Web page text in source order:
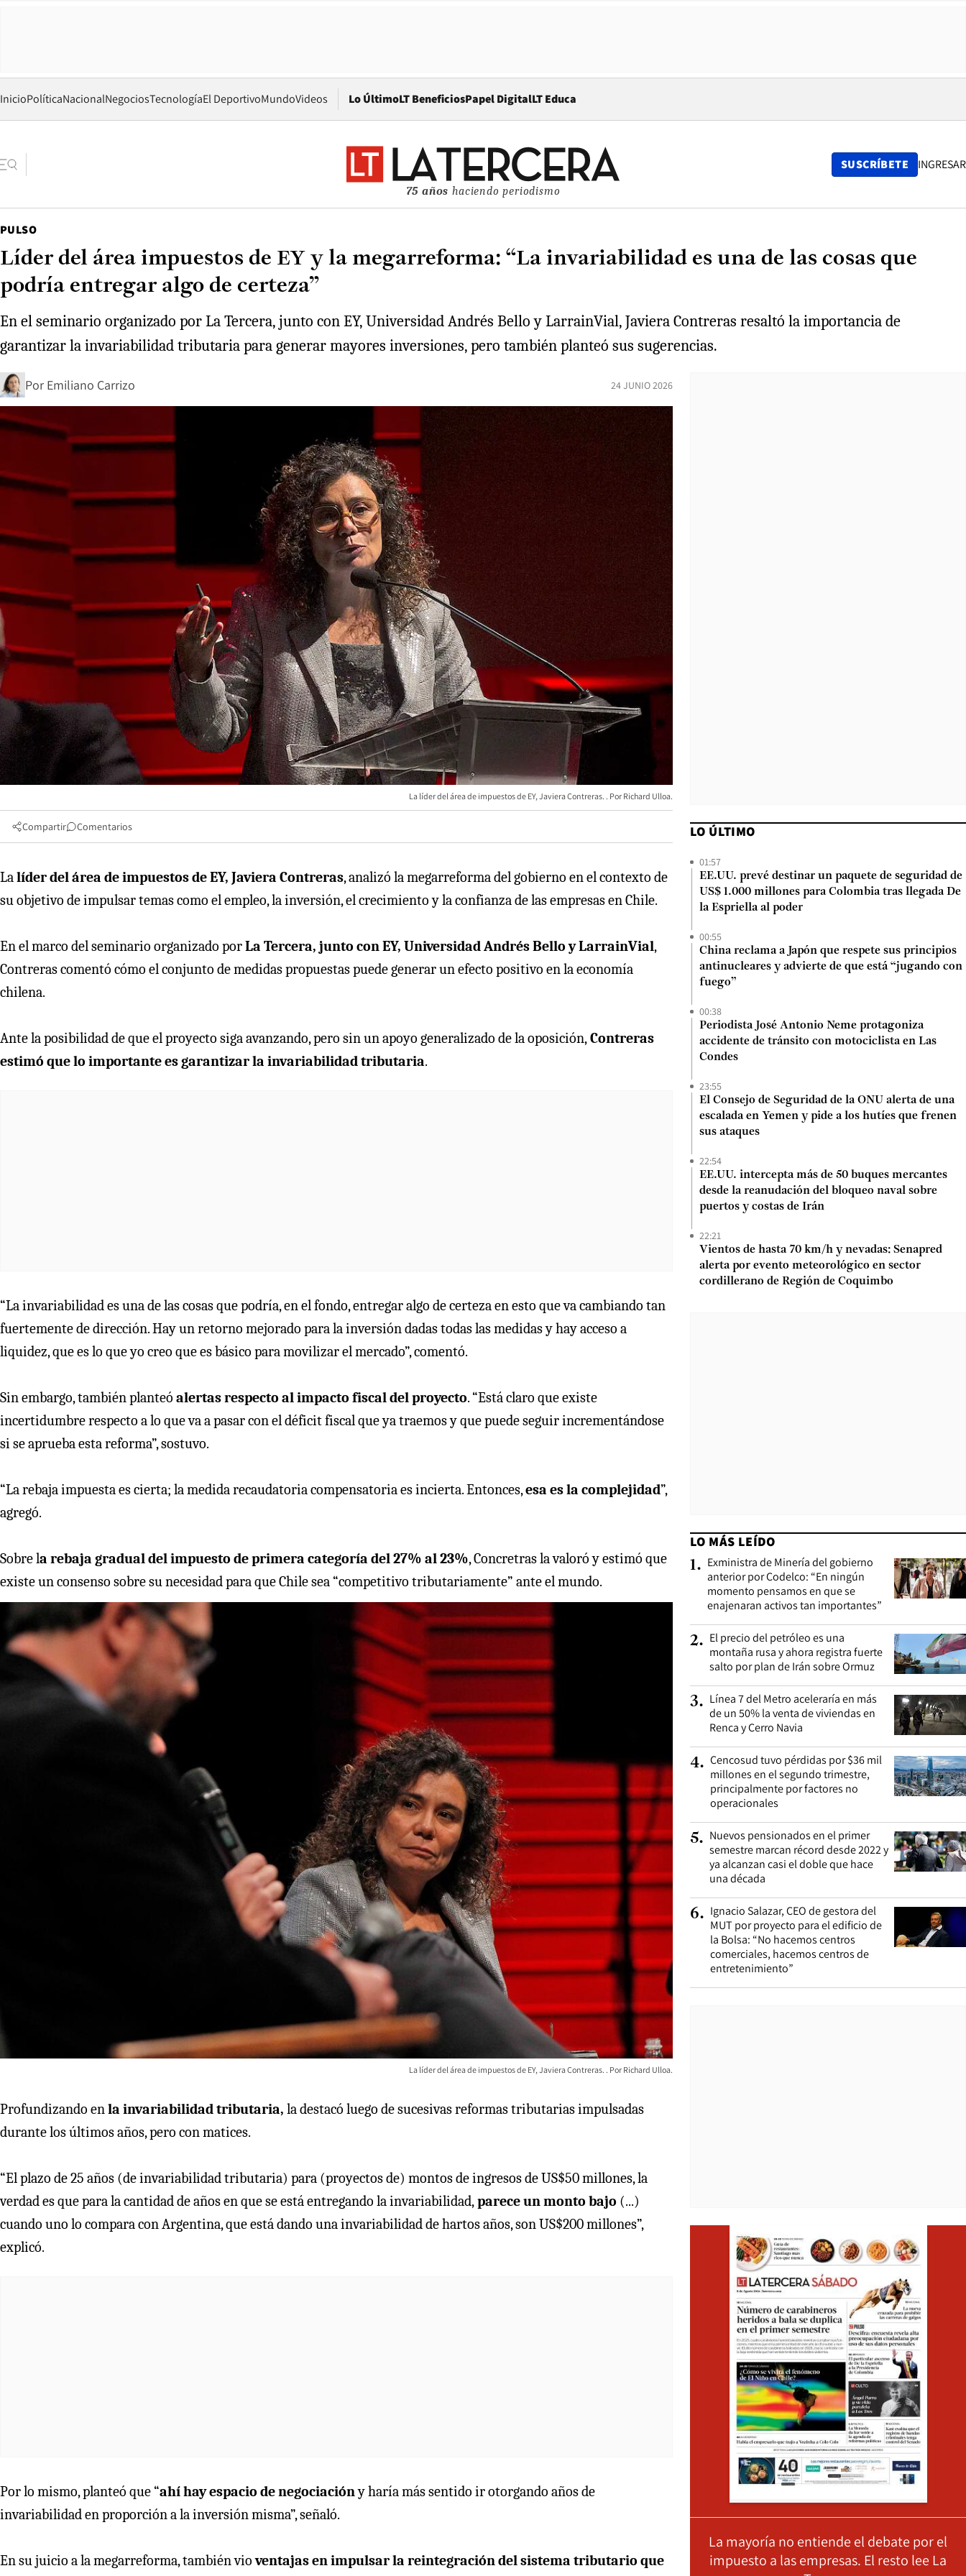
InicioPolíticaNacionalNegociosTecnologíaEl DeportivoMundoVideos Lo ÚltimoLT BeneficiosPapel DigitalOpens in new window
LT Educa
75 años haciendo periodismo
SUSCRÍBETE INGRESAR
PULSO
Líder del área impuestos de EY y la megarreforma: “La invariabilidad es una de las cosas que
podría entregar algo de certeza”
En el seminario organizado por La Tercera, junto con EY, Universidad Andrés Bello y LarrainVial, Javiera Contreras resaltó la importancia de
garantizar la invariabilidad tributaria para generar mayores inversiones, pero también planteó sus sugerencias.
Por Emiliano Carrizo 24 JUNIO 2026
La líder del área de impuestos de EY, Javiera Contreras. Richard Ulloa.
Compartir Comentarios
Lalíder del área de impuestos de EY, Javiera Contreras, analizó la megarreforma del gobierno en el contexto de
su objetivo de impulsar temas como el empleo, la inversión, el crecimiento y la confianza de las empresas en Chile.
En el marco del seminario organizado porLa Tercera, junto con EY, Universidad Andrés Bello y LarrainVial,
Contreras comentó cómo el conjunto de medidas propuestas puede generar un efecto positivo en la economía
chilena.
Ante la posibilidad de que el proyecto siga avanzando, pero sin un apoyo generalizado de la oposición,Contreras
estimó que lo importante es garantizar la invariabilidad tributaria.
“La invariabilidad es una de las cosas que podría, en el fondo, entregar algo de certeza en esto que va cambiando tan
fuertemente de dirección. Hay un retorno mejorado para la inversión dadas todas las medidas y hay acceso a
liquidez, que es lo que yo creo que es básico para movilizar el mercado”, comentó.
Sin embargo, también planteó alertas respecto al impacto fiscal del proyecto. “Está claro que existe
incertidumbre respecto a lo que va a pasar con el déficit fiscal que ya traemos y que puede seguir incrementándose
si se aprueba esta reforma”, sostuvo.
“La rebaja impuesta es cierta; la medida recaudatoria compensatoria es incierta. Entonces,esa es la complejidad”,
agregó.
Sobre la rebaja gradual del impuesto de primera categoría del 27% al 23%, Concretras la valoró y estimó que
existe un consenso sobre su necesidad para que Chile sea “competitivo tributariamente” ante el mundo.
La líder del área de impuestos de EY, Javiera Contreras. Richard Ulloa.
Profundizando enla invariabilidad tributaria, la destacó luego de sucesivas reformas tributarias impulsadas
durante los últimos años, pero con matices.
“El plazo de 25 años (de invariabilidad tributaria) para (proyectos de) montos de ingresos de US$50 millones, la
verdad es que para la cantidad de años en que se está entregando la invariabilidad,parece un monto bajo (...)
cuando uno lo compara con Argentina, que está dando una invariabilidad de hartos años, son US$200 millones”,
explicó.
Por lo mismo, planteó que “ahí hay espacio de negociacióny haría más sentido ir otorgando años de
invariabilidad en proporción a la inversión misma”, señaló.
En su juicio a la megarreforma, también vioventajas en impulsar la reintegración del sistema tributario que
LO ÚLTIMO
01:57
EE.UU. prevé destinar un paquete de seguridad de
US$ 1.000 millones para Colombia tras llegada De
la Espriella al poder
00:55
China reclama a Japón que respete sus principios
antinucleares y advierte de que está “jugando con
fuego”
00:38
Periodista José Antonio Neme protagoniza
accidente de tránsito con motociclista en Las
Condes
23:55
El Consejo de Seguridad de la ONU alerta de una
escalada en Yemen y pide a los hutíes que frenen
sus ataques
22:54
EE.UU. intercepta más de 50 buques mercantes
desde la reanudación del bloqueo naval sobre
puertos y costas de Irán
22:21
Vientos de hasta 70 km/h y nevadas: Senapred
alerta por evento meteorológico en sector
cordillerano de Región de Coquimbo
LO MÁS LEÍDO
1. Exministra de Minería del gobierno
anterior por Codelco: “En ningún
momento pensamos en que se
enajenaran activos tan importantes”
2. El precio del petróleo es una
montaña rusa y ahora registra fuerte
salto por plan de Irán sobre Ormuz
3. Línea 7 del Metro aceleraría en más
de un 50% la venta de viviendas en
Renca y Cerro Navia
4. Cencosud tuvo pérdidas por $36 mil
millones en el segundo trimestre,
principalmente por factores no
operacionales
5. Nuevos pensionados en el primer
semestre marcan récord desde 2022 y
ya alcanzan casi el doble que hace
una década
6. Ignacio Salazar, CEO de gestora del
MUT por proyecto para el edificio de
la Bolsa: “No hacemos centros
comerciales, hacemos centros de
entretenimiento”
La mayoría no entiende el debate por el
impuesto a las empresas. El resto lee La